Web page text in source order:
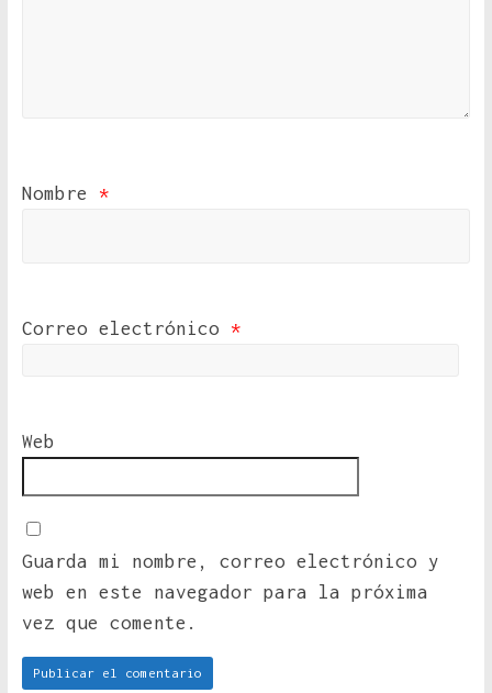
Nombre *
Correo electrónico *
Web
Guarda mi nombre, correo electrónico y
web en este navegador para la próxima
vez que comente.